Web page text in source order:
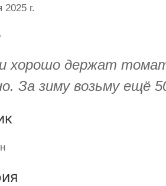
2025 г.
хорошо держат
За зиму возьму ещё